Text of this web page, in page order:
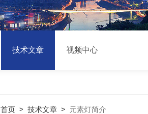
技术文章 视频中心
首页 > 技术文章 > 元素灯简介